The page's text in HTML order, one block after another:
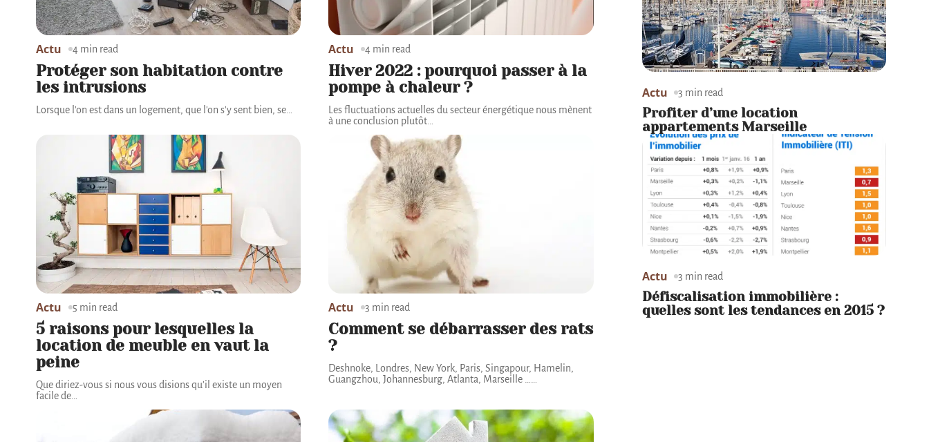
Protéger son habitation contre
les intrusions
Lorsque l'on est dans un logement, que l'on s'y sent bien, se
Actu 4 min read
Hiver 2022 : pourquoi passer à la
pompe à chaleur ?
Les fluctuations actuelles du secteur énergétique nous mènent
à une conclusion plutôt
Actu 4 min read
5 raisons pour lesquelles la
location de meuble en vaut la
peine
Que diriez-vous si nous vous disions qu'il existe un moyen
facile de
Actu 5 min read
Comment se débarrasser des rats
?
Deshnoke, Londres, New York, Paris, Singapour, Hamelin,
Guangzhou, Johannesburg, Atlanta, Marseille …
Actu 3 min read
Actu 3 min read
Profiter d’une location
appartements Marseille
Actu 3 min read
Défiscalisation immobilière :
quelles sont les tendances en 2015 ?